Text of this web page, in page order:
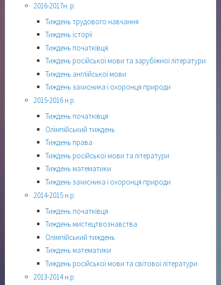
2016-2017н. р.
Тиждень трудового навчання
Тиждень історії
Тиждень початківця
Тиждень російської мови та зарубіжної літератури
Тиждень англійської мови
Тиждень захисника і охоронця природи
2015-2016 н.р.
Тиждень початківця
Олімпійський тиждень
Тиждень права
Тиждень російської мови та літератури
Тиждень математики
Тиждень захисника і охоронця природи
2014-2015 н.р.
Тиждень початківця
Тиждень мистецтвознавства
Олімпійський тиждень
Тиждень математики
Тиждень російської мови та світової літератури
2013-2014 н.р.